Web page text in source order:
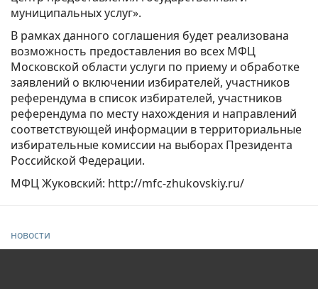
муниципальных услуг».
В рамках данного соглашения будет реализована
возможность предоставления во всех МФЦ
Московской области услуги по приему и обработке
заявлений о включении избирателей, участников
референдума в список избирателей, участников
референдума по месту нахождения и направлений
соответствующей информации в территориальные
избирательные комиссии на выборах Президента
Российской Федерации.
МФЦ Жуковский: http://mfc-zhukovskiy.ru/
новости